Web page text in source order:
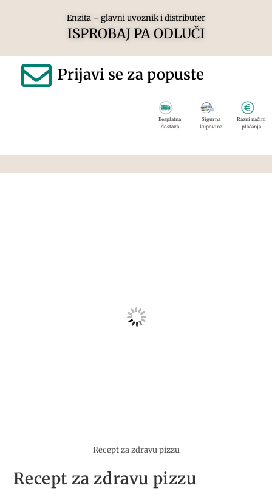
Enzita – glavni uvoznik i distributer
ISPROBAJ PA ODLUČI
Prijavi se za popuste
Besplatna
dostava
Sigurna
kupovina
Razni načini
plaćanja
Recept za zdravu pizzu
Recept za zdravu pizzu